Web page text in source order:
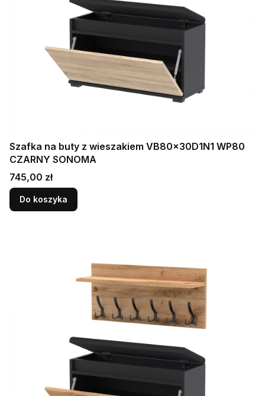
Szafka na buty z wieszakiem VB80x30D1N1 WP80
CZARNY SONOMA
Cena
745,00 zł
Do koszyka